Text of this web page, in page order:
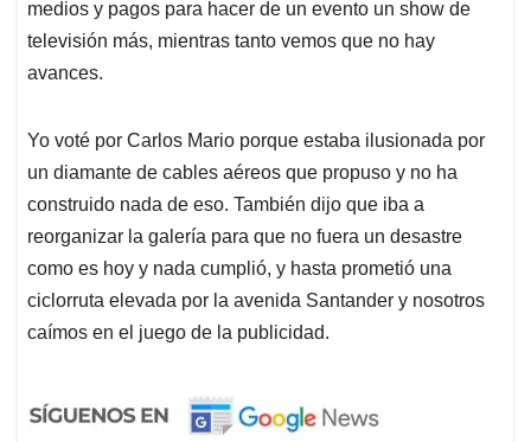
medios y pagos para hacer de un evento un show de
televisión más, mientras tanto vemos que no hay
avances.
Yo voté por Carlos Mario porque estaba ilusionada por
un diamante de cables aéreos que propuso y no ha
construido nada de eso. También dijo que iba a
reorganizar la galería para que no fuera un desastre
como es hoy y nada cumplió, y hasta prometió una
ciclorruta elevada por la avenida Santander y nosotros
caímos en el juego de la publicidad.